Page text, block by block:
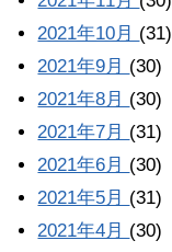
2021年10月 (31)
2021年9月 (30)
2021年8月 (30)
2021年7月 (31)
2021年6月 (30)
2021年5月 (31)
2021年4月 (30)